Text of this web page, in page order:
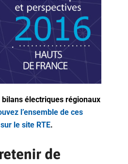
bilans électriques régionaux
l’ensemble de ces
le site RTE.
de